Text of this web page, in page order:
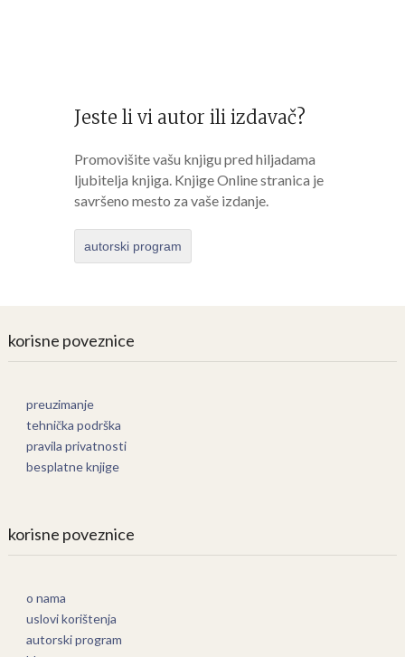
Jeste li vi autor ili izdavač?
Promovišite vašu knjigu pred hiljadama
ljubitelja knjiga. Knjige Online stranica je
savršeno mesto za vaše izdanje.
autorski program
korisne poveznice
preuzimanje
tehnička podrška
pravila privatnosti
besplatne knjige
korisne poveznice
o nama
uslovi korištenja
autorski program